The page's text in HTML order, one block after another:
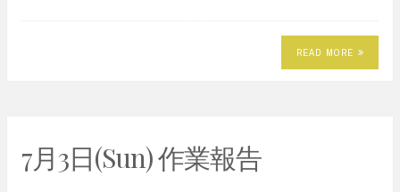
READ MORE
7月3日(Sun) 作業報告